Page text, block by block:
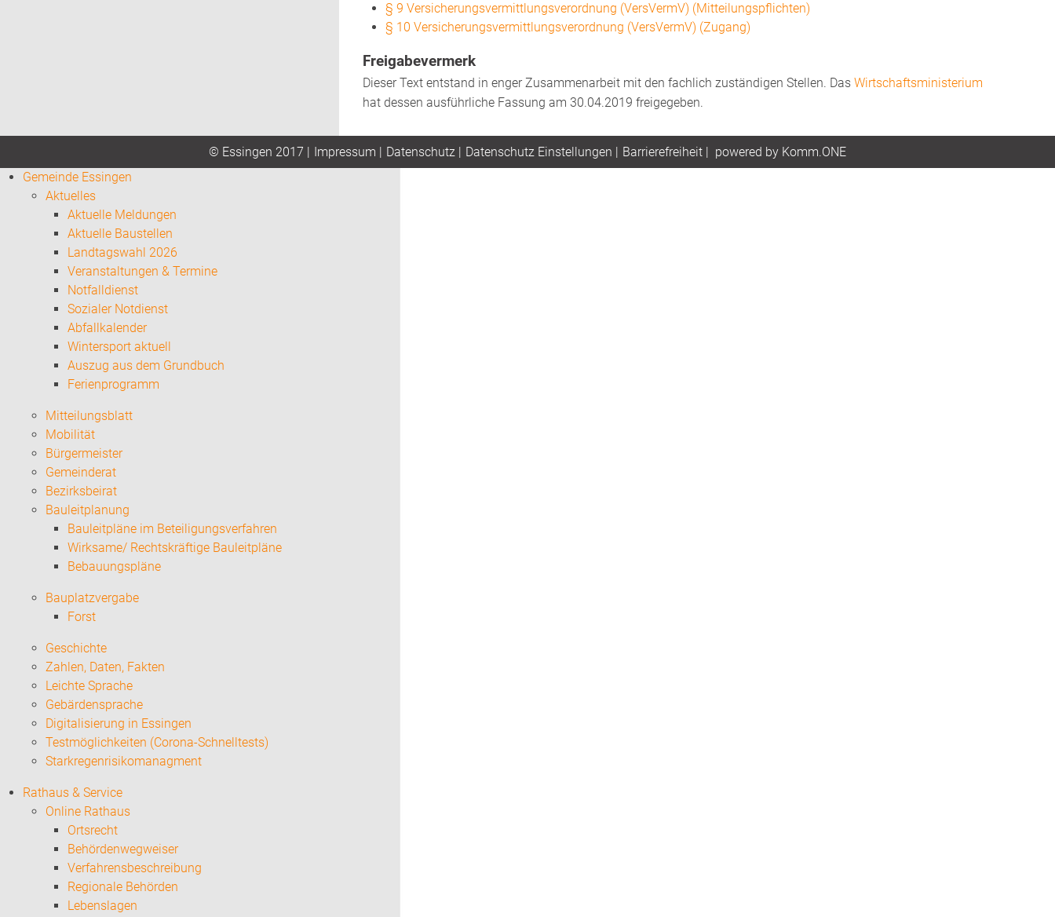
§ 9 Versicherungsvermittlungsverordnung (VersVermV) (Mitteilungspflichten)
§ 10 Versicherungsvermittlungsverordnung (VersVermV) (Zugang)
Freigabevermerk
Dieser Text entstand in enger Zusammenarbeit mit den fachlich zuständigen Stellen. Das Wirtschaftsministerium
hat dessen ausführliche Fassung am 30.04.2019 freigegeben.
© Essingen 2017 | Impressum | Datenschutz | Datenschutz Einstellungen | Barrierefreiheit | powered by Komm.ONE
Gemeinde Essingen
Aktuelles
Aktuelle Meldungen
Aktuelle Baustellen
Landtagswahl 2026
Veranstaltungen & Termine
Notfalldienst
Sozialer Notdienst
Abfallkalender
Wintersport aktuell
Auszug aus dem Grundbuch
Ferienprogramm
Mitteilungsblatt
Mobilität
Bürgermeister
Gemeinderat
Bezirksbeirat
Bauleitplanung
Bauleitpläne im Beteiligungsverfahren
Wirksame/ Rechtskräftige Bauleitpläne
Bebauungspläne
Bauplatzvergabe
Forst
Geschichte
Zahlen, Daten, Fakten
Leichte Sprache
Gebärdensprache
Digitalisierung in Essingen
Testmöglichkeiten (Corona-Schnelltests)
Starkregenrisikomanagment
Rathaus & Service
Online Rathaus
Ortsrecht
Behördenwegweiser
Verfahrensbeschreibung
Regionale Behörden
Lebenslagen